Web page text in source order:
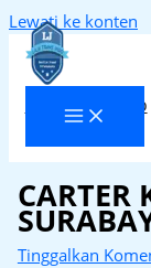
Lewati ke konten
Laja Transindo
CARTER
Tinggalkan